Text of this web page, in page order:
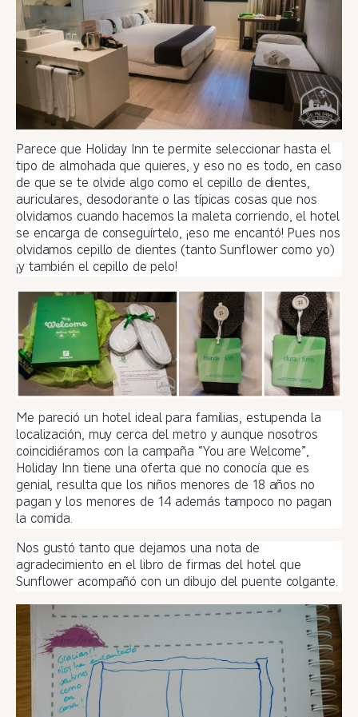
Parece que Holiday Inn te permite seleccionar hasta el
tipo de almohada que quieres, y eso no es todo, en caso
de que se te olvide algo como el cepillo de dientes,
auriculares, desodorante o las típicas cosas que nos
olvidamos cuando hacemos la maleta corriendo, el hotel
se encarga de conseguírtelo, ¡eso me encantó! Pues nos
olvidamos cepillo de dientes (tanto Sunflower como yo)
¡y también el cepillo de pelo!
Me pareció un hotel ideal para familias, estupenda la
localización, muy cerca del metro y aunque nosotros
coincidiéramos con la campaña “You are Welcome”,
Holiday Inn tiene una oferta que no conocía que es
genial, resulta que los niños menores de 18 años no
pagan y los menores de 14 además tampoco no pagan
la comida.
Nos gustó tanto que dejamos una nota de
agradecimiento en el libro de firmas del hotel que
Sunflower acompañó con un dibujo del puente colgante.